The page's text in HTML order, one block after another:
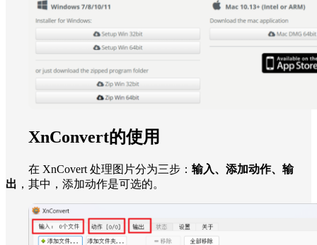
XnConvert的使用
在 XnCovert 处理图片分为三步： 输入、添加动作、输
出 ，其中，添加动作是可选的。